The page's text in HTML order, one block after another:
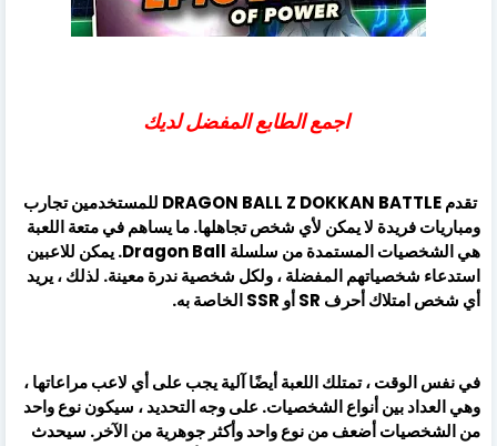
اجمع الطابع المفضل لديك
تقدم DRAGON BALL Z DOKKAN BATTLE للمستخدمين تجارب
ومباريات فريدة لا يمكن لأي شخص تجاهلها. ما يساهم في متعة اللعبة
هي الشخصيات المستمدة من سلسلة Dragon Ball. يمكن للاعبين
استدعاء شخصياتهم المفضلة ، ولكل شخصية ندرة معينة. لذلك ، يريد
أي شخص امتلاك أحرف SR أو SSR الخاصة به.
في نفس الوقت ، تمتلك اللعبة أيضًا آلية يجب على أي لاعب مراعاتها ،
وهي العداد بين أنواع الشخصيات. على وجه التحديد ، سيكون نوع واحد
من الشخصيات أضعف من نوع واحد وأكثر جوهرية من الآخر. سيحدث